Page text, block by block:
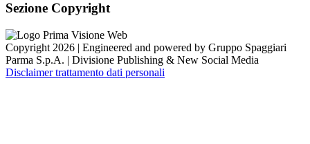
Sezione Copyright
Copyright 2026 | Engineered and powered by Gruppo Spaggiari
Parma S.p.A. | Divisione Publishing & New Social Media
Disclaimer trattamento dati personali